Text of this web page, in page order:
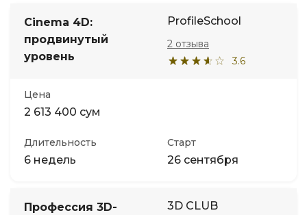
Cinema 4D:
продвинутый
уровень
ProfileSchool
3.6
2 отзыва
Цена
2 613 400 сум
Длительность
6 недель
Старт
26 сентября
Профессия 3D-
3D CLUB